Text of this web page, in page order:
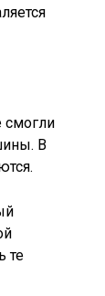
смогли
В
те